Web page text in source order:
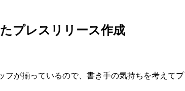
プレスリリース作成
が揃っているので、書き手の気持ちを考えて